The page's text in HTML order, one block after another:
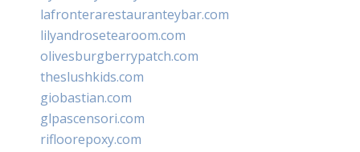
lafronterarestauranteybar.com
lilyandrosetearoom.com
olivesburgberrypatch.com
theslushkids.com
giobastian.com
glpascensori.com
rifloorepoxy.com